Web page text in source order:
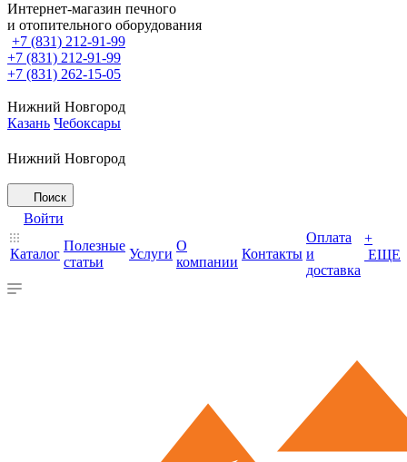
Интернет-магазин печного
и отопительного оборудования
+7 (831) 212-91-99
+7 (831) 212-91-99
+7 (831) 262-15-05
Нижний Новгород
Казань Чебоксары
Нижний Новгород
Поиск
Войти
Каталог
Полезные
статьи
Услуги
О
компании
Контакты
Оплата
и
доставка
+
ЕЩЕ